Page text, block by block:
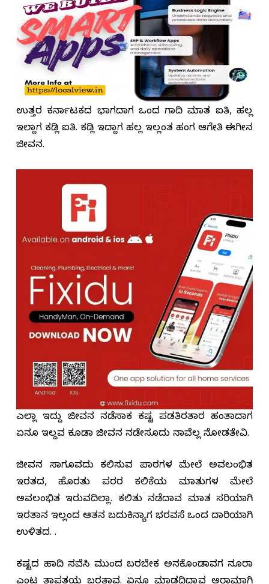
ಉತ್ತರ ಕರ್ನಾಟಕದ ಭಾಗದಾಗ ಒಂದ ಗಾದಿ ಮಾತ ಐತಿ, ಹಲ್ಲ
ಇಲ್ದಾಗ ಕಡ್ಲಿ ಐತಿ. ಕಡ್ಲಿ ಇದ್ದಾಗ ಹಲ್ಲ ಇಲ್ಲಂತ ಹಂಗ ಆಗೇತಿ ಈಗೀನ
ಜೀವನ.
ಎಲ್ಲಾ ಇದ್ದು ಜೀವನ ನಡೆಸಾಕ ಕಷ್ಟ ಪಡತಿರತಾರ ಹಂತಾದ್ರಾಗ
ಏನೂ ಇಲ್ದವ ಕೂಡಾ ಜೀವನ ನಡೇಸೂದು ನಾವೆಲ್ಲ ನೋಡತೇವಿ.
ಜೀವನ ಸಾಗೂವದು ಕಲಿಸುವ ಪಾಠಗಳ ಮೇಲೆ ಅವಲಂಭಿತ
ಇರತದ, ಹೊರತು ಪರರ ಕಲಿಕೆಯ ಮಾತುಗಳ ಮೇಲೆ
ಅವಲಂಭಿತ ಇರುವದಿಲ್ಲಾ. ಕಲಿತು ನಡೆದಾವ ಮಾತ್ರ ಸರಿಯಾಗಿ
ಇರತಾನ ಇಲ್ಲಂದ್ರ ಆತನ ಬದುಕಿನ್ಯಾಗ ಭರವಸೆ ಒಂದ ದಾರಿಯಾಗಿ
ಉಳಿತದ. .
ಕಷ್ಟದ ಹಾದಿ ಸವೆಸಿ ಮುಂದ ಬರಬೇಕ ಅನಕೊಂಡಾವಗ ನೂರಾ